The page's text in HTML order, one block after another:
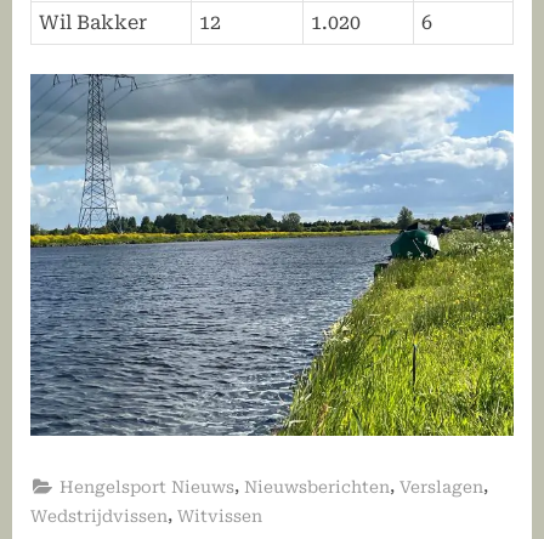
Wil Bakker 12 1.020 6
Hengelsport Nieuws, Nieuwsberichten,Verslagen,
Wedstrijdvissen, Witvissen